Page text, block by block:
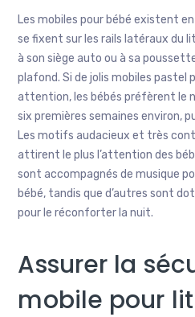
Les mobiles pour bébé existent
se fixent sur les rails latéraux du
à son siège auto ou à sa
plafond. Si de jolis mobiles
attention, les bébés préfèrent le
six premières semaines environ,
Les motifs audacieux et très
attirent le plus l’attention des
sont accompagnés de musique
bébé, tandis que d’autres sont
pour le réconforter la nuit.
Assurer la
mobile pour